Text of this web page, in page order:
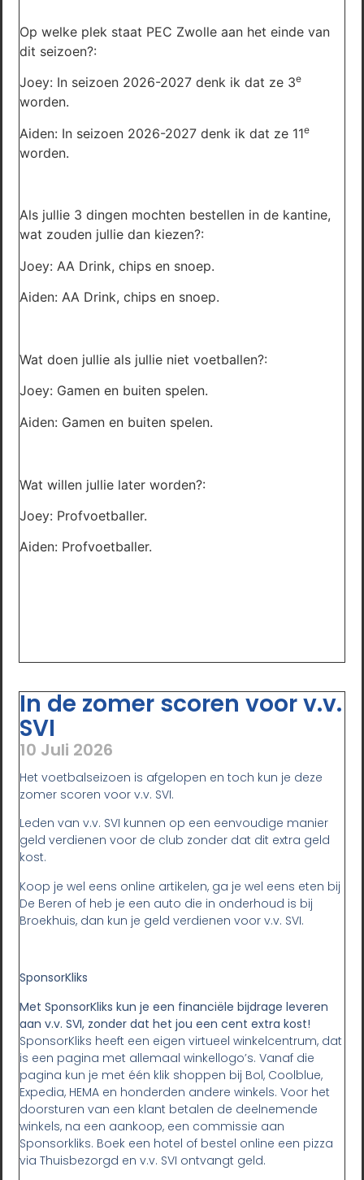
Op welke plek staat PEC Zwolle aan het einde van
dit seizoen?:
Joey: In seizoen 2026-2027 denk ik dat ze 3e
worden.
Aiden: In seizoen 2026-2027 denk ik dat ze 11e
worden.
Als jullie 3 dingen mochten bestellen in de kantine,
wat zouden jullie dan kiezen?:
Joey: AA Drink, chips en snoep.
Aiden: AA Drink, chips en snoep.
Wat doen jullie als jullie niet voetballen?:
Joey: Gamen en buiten spelen.
Aiden: Gamen en buiten spelen.
Wat willen jullie later worden?:
Joey: Profvoetballer.
Aiden: Profvoetballer.
In de zomer scoren voor v.v.
SVI
10 Juli 2026
Het voetbalseizoen is afgelopen en toch kun je deze
zomer scoren voor v.v. SVI.
Leden van v.v. SVI kunnen op een eenvoudige manier
geld verdienen voor de club zonder dat dit extra geld
kost.
Koop je wel eens online artikelen, ga je wel eens eten bij
De Beren of heb je een auto die in onderhoud is bij
Broekhuis, dan kun je geld verdienen voor v.v. SVI.
SponsorKliks
Met SponsorKliks kun je een financiële bijdrage leveren
aan v.v. SVI, zonder dat het jou een cent extra kost!
SponsorKliks heeft een eigen virtueel winkelcentrum, dat
is een pagina met allemaal winkellogo’s. Vanaf die
pagina kun je met één klik shoppen bij Bol, Coolblue,
Expedia, HEMA en honderden andere winkels. Voor het
doorsturen van een klant betalen de deelnemende
winkels, na een aankoop, een commissie aan
Sponsorkliks. Boek een hotel of bestel online een pizza
via Thuisbezorgd en v.v. SVI ontvangt geld.